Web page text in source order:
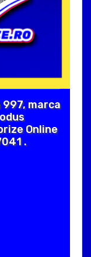
997, marca
Online
.